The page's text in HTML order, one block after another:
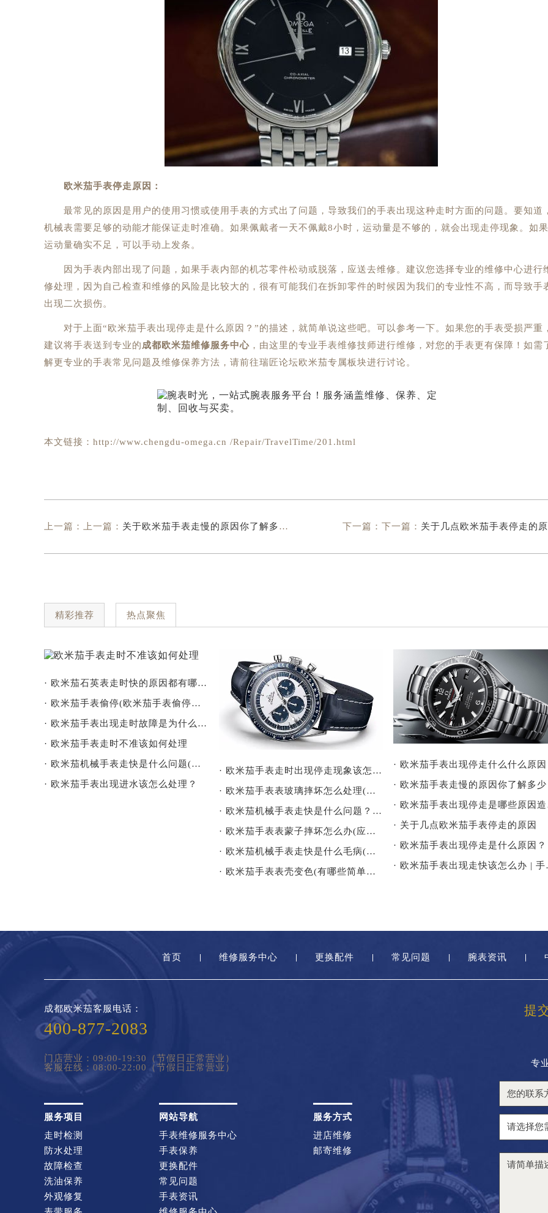
欧米茄手表停走原因：
最常见的原因是用户的使用习惯或使用手表的方式出了问题，导致我们的手表出现这种走时方面的问题。要知道
机械表需要足够的动能才能保证走时准确。如果佩戴者一天不佩戴8小时，运动量是不够的，就会出现走停现象。如果
运动量确实不足，可以手动上发条。
因为手表内部出现了问题，如果手表内部的机芯零件松动或脱落，应送去维修。建议您选择专业的维修中心进行
修处理，因为自己检查和维修的风险是比较大的，很有可能我们在拆卸零件的时候因为我们的专业性不高，而导致手
出现二次损伤。
对于上面“欧米茄手表出现停走是什么原因？”的描述，就简单说这些吧。可以参考一下。如果您的手表受损严重
建议将手表送到专业的成都欧米茄维修服务中心 ，由这里的专业手表维修技师进行维修，对您的手表更有保障！如需
解更专业的手表常见问题及维修保养方法，请前往瑞匠论坛欧米茄专属板块进行讨论。
本文链接：http://www.chengdu-omega.cn /Repair/TravelTime/201.html
上一篇：上一篇： 关于欧米茄手表走慢的原因你了解多少？ 下一篇：下一篇： 关于几点欧米茄手表停走的
精彩推荐 热点聚焦
· 欧米茄石英表走时快的原因都有哪些？
· 欧米茄手表偷停(欧米茄手表偷停怎么办？)
· 欧米茄手表出现走时故障是为什么(欧米茄手表走时故障怎么办)
· 欧米茄手表走时不准该如何处理
· 欧米茄机械手表走快是什么问题(如何解决)
· 欧米茄手表出现进水该怎么处理？
· 欧米茄手表走时出现停走现象该怎么解决？
· 欧米茄手表表玻璃摔坏怎么处理(应该如何更换)
· 欧米茄机械手表走快是什么问题？(如何解决)
· 欧米茄手表表蒙子摔坏怎么办(应该如何更换)
· 欧米茄机械手表走快是什么毛病(如何解决)
· 欧米茄手表表壳变色(有哪些简单有效的清洁方法)
· 欧米茄手表出现停走什么什么原
· 欧米茄手表走慢的原因你了解多
·
· 关于几点欧米茄手表停走的原因
· 欧米茄手表出现停走是什么原因？
· 欧米
首页 维修服务中心 更换配件 常见问题 腕表资讯
提
专
成都欧米茄客服电话：
400-877-2083
门店营业：09:00-19:30（节假日正常营业）
客服在线：08:00-22:00（节假日正常营业）
服务项目
走时检测
防水处理
故障检查
洗油保养
外观修复
网站导航
手表维修服务中心
手表保养
更换配件
常见问题
手表资讯
服务方式
进店维修
邮寄维修